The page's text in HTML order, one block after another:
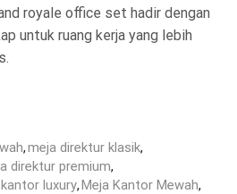
royale office set hadir dengan
untuk ruang kerja yang lebih
,meja direktur klasik,
direktur premium,
luxury,Meja Kantor Mewah,